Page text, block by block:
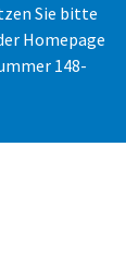
Sie bitte
Homepage
148-